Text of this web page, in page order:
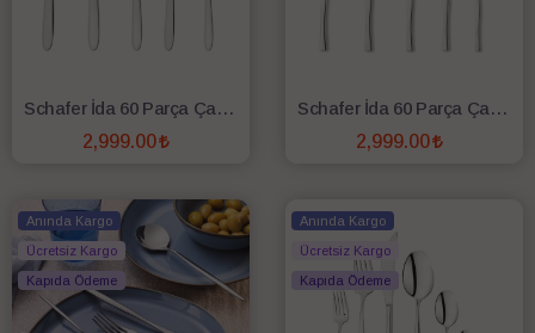
Schafer İda 60 Parça Çatal Kaşık Takımı-Gümüş02
2,999.00
SEPETE EKLE
Schafer İda 60 Parça Çatal Kaşık Takımı-Gümüş01
2,999.00
Anında Kargo
Ücretsiz Kargo
Kapıda Ödeme
Anında Kargo
Ücretsiz Kargo
Kapıda Ödeme